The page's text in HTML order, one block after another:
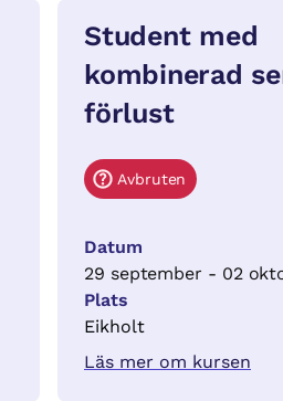
Student med
kombinerad
förlust
Avbruten
Datum
29 september - 02
Plats
Eikholt
Läs mer om kursen